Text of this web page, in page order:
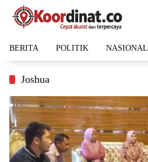
Langsung
BERITA POLITIK NASIONAL
Joshua